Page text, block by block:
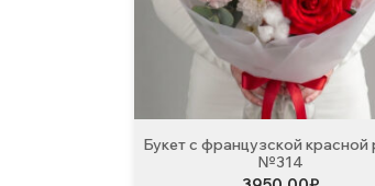
Букет с французской красной
№314